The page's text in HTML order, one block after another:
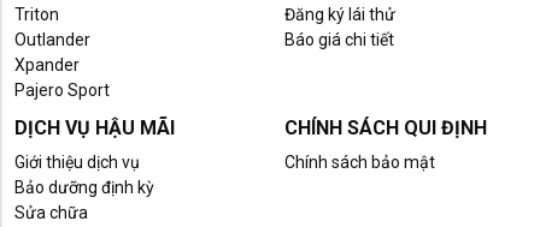
Triton
Outlander
Xpander
Pajero Sport
Đăng ký lái thử
Báo giá chi tiết
DỊCH VỤ HẬU MÃI
Giới thiệu dịch vụ
Bảo dưỡng định kỳ
Sửa chữa
CHÍNH SÁCH QUI ĐỊNH
Chính sách bảo mật